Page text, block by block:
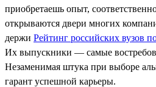
приобретаешь опыт,
открываются двери многих
держи Рейтинг российских вузов
Их выпускники — самые
Незаменимая штука при выборе
гарант успешной карьеры.